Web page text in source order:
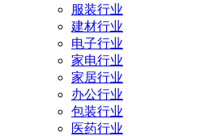
服装行业
建材行业
电子行业
家电行业
家居行业
办公行业
包装行业
医药行业